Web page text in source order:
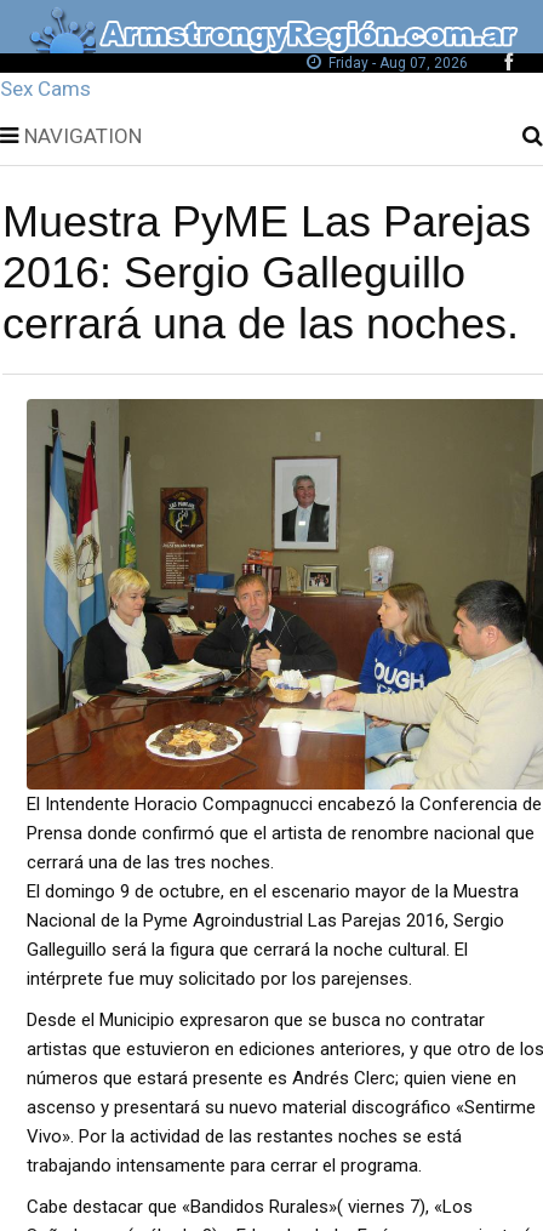
Friday - Aug 07, 2026
Sex Cams
NAVIGATION
Muestra PyME Las Parejas
2016: Sergio Galleguillo
cerrará una de las noches.
El Intendente Horacio Compagnucci encabezó la Conferencia de
Prensa donde confirmó que el artista de renombre nacional que
cerrará una de las tres noches.
El domingo 9 de octubre, en el escenario mayor de la Muestra
Nacional de la Pyme Agroindustrial Las Parejas 2016, Sergio
Galleguillo será la figura que cerrará la noche cultural. El
intérprete fue muy solicitado por los parejenses.
Desde el Municipio expresaron que se busca no contratar
artistas que estuvieron en ediciones anteriores, y que otro de los
números que estará presente es Andrés Clerc; quien viene en
ascenso y presentará su nuevo material discográfico «Sentirme
Vivo». Por la actividad de las restantes noches se está
trabajando intensamente para cerrar el programa.
Cabe destacar que «Bandidos Rurales»( viernes 7), «Los